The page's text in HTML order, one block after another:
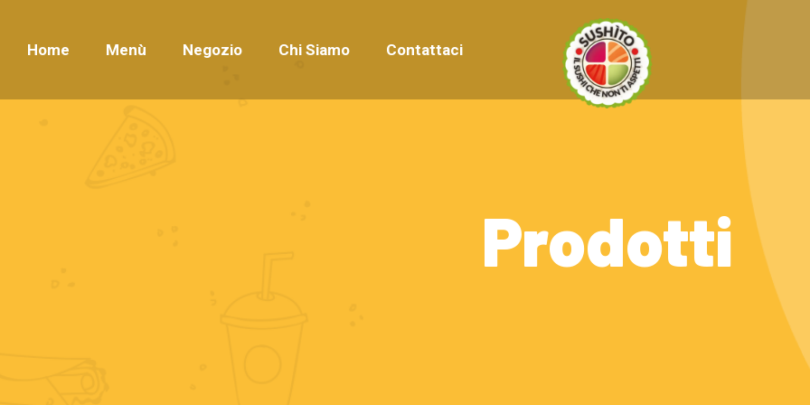
Home Menù Negozio Chi Siamo Contattaci
Prodotti